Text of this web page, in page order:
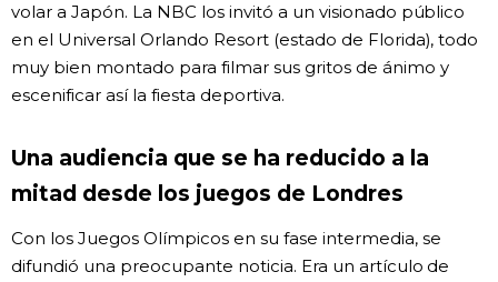
volar a Japón. La NBC los invitó a un visionado público
en el Universal Orlando Resort (estado de Florida), todo
muy bien montado para filmar sus gritos de ánimo y
escenificar así la fiesta deportiva.
Una audiencia que se ha reducido a la
mitad desde los juegos de Londres
Con los Juegos Olímpicos en su fase intermedia, se
difundió una preocupante noticia. Era un artículo de